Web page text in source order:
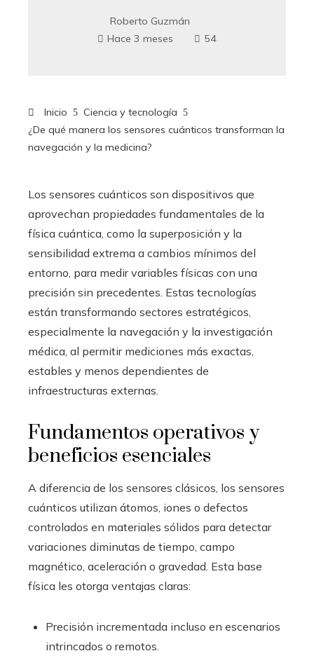
Roberto Guzmán
Hace 3 meses
54
Inicio
Ciencia y tecnología
¿De qué manera los sensores cuánticos transforman la
navegación y la medicina?
Los sensores cuánticos son dispositivos que
aprovechan propiedades fundamentales de la
física cuántica, como la superposición y la
sensibilidad extrema a cambios mínimos del
entorno, para medir variables físicas con una
precisión sin precedentes. Estas tecnologías
están transformando sectores estratégicos,
especialmente la navegación y la investigación
médica, al permitir mediciones más exactas,
estables y menos dependientes de
infraestructuras externas.
Fundamentos operativos y
beneficios esenciales
A diferencia de los sensores clásicos, los sensores
cuánticos utilizan átomos, iones o defectos
controlados en materiales sólidos para detectar
variaciones diminutas de tiempo, campo
magnético, aceleración o gravedad. Esta base
física les otorga ventajas claras:
Precisión incrementada incluso en escenarios
intrincados o remotos.